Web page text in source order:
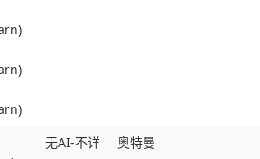
无AI-不详 奥特曼